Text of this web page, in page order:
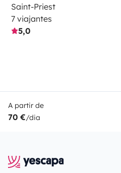
Saint-Priest
7 viajantes
5,0
A partir de
70 €/dia